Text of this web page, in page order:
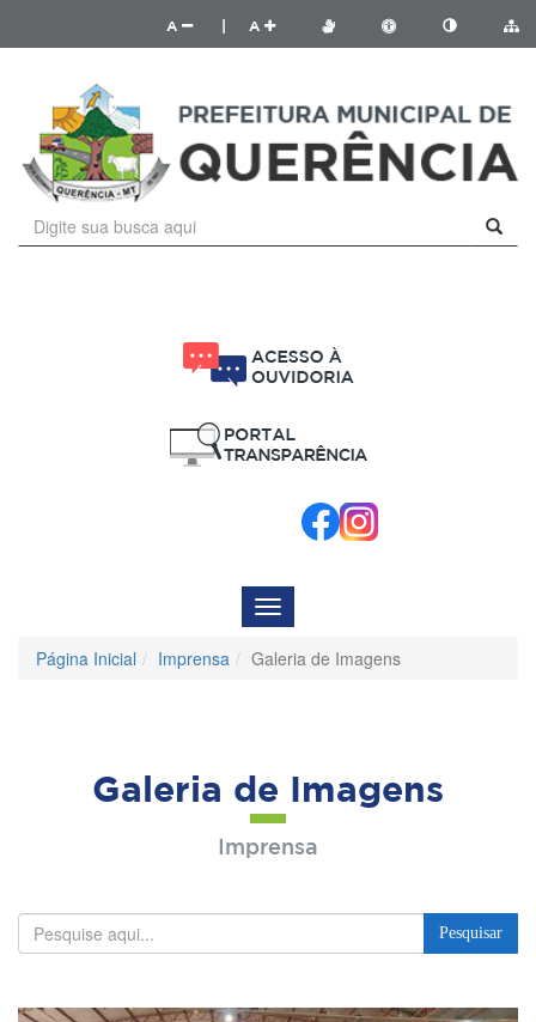
A A
Menu
de
Navegação
Página Inicial Imprensa Galeria de Imagens
Galeria de Imagens
Imprensa
Pesquisar